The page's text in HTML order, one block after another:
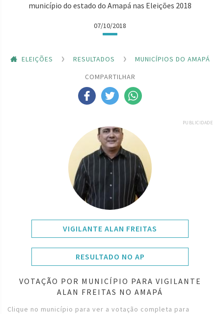
município do estado do Amapá nas Eleições 2018
07/10/2018
ELEIÇÕES RESULTADOS
MUNICÍPIOS DO AMAPÁ
COMPARTILHAR
PUBLICIDADE
VIGILANTE ALAN FREITAS
RESULTADO NO AP
VOTAÇÃO POR MUNICÍPIO PARA VIGILANTE
ALAN FREITAS NO AMAPÁ
Clique no município para ver a votação completa para